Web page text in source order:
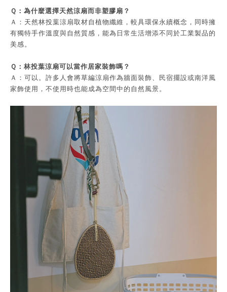
Ｑ：為什麼選擇天然涼扇而非塑膠扇？
Ａ：天然林投葉涼扇取材自植物纖維，較具環保永續概念，同時擁
有獨特手作溫度與自然質感，能為日常生活增添不同於工業製品的
美感。
Ｑ：林投葉涼扇可以當作居家裝飾嗎？
Ａ：可以。許多人會將草編涼扇作為牆面裝飾、民宿擺設或南洋風
家飾使用，不使用時也能成為空間中的自然風景。